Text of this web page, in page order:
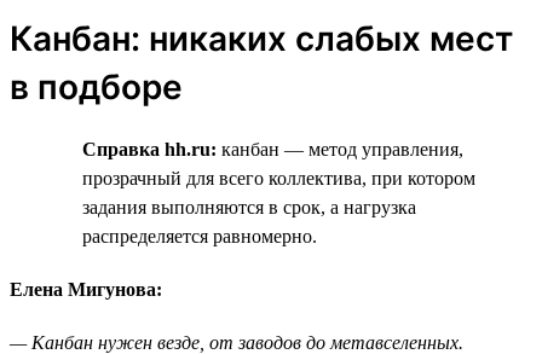
Канбан: никаких слабых мест
в подборе
Справка hh.ru: канбан — метод управления,
прозрачный для всего коллектива, при котором
задания выполняются в срок, а нагрузка
распределяется равномерно.
Елена Мигунова:
— Канбан нужен везде, от заводов до метавселенных.